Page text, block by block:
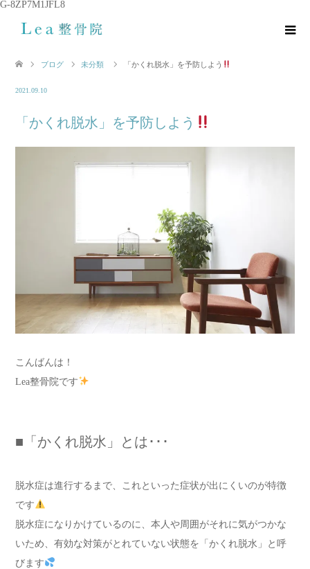
G-8ZP7M1JFL8
ブログ 未分類 「かくれ脱水」を予防しよう
2021.09.10
「かくれ脱水」を予防しよう
こんばんは！
Lea整骨院です
■「かくれ脱水」とは･･･
脱水症は進行するまで、これといった症状が出にくいのが特徴
です
脱水症になりかけているのに、本人や周囲がそれに気がつかな
いため、有効な対策がとれていない状態を「かくれ脱水」と呼
びます